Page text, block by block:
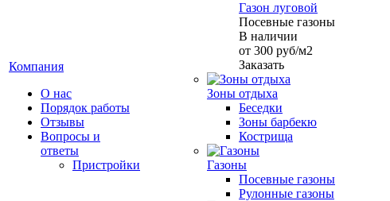
Компания
О нас
Порядок работы
Отзывы
Вопросы и
ответы
Пристройки
Газон луговой
Посевные газоны
В наличии
от 300 руб/м2
Заказать
Зоны отдыха
Беседки
Зоны барбекю
Кострища
Газоны
Посевные газоны
Рулонные газоны